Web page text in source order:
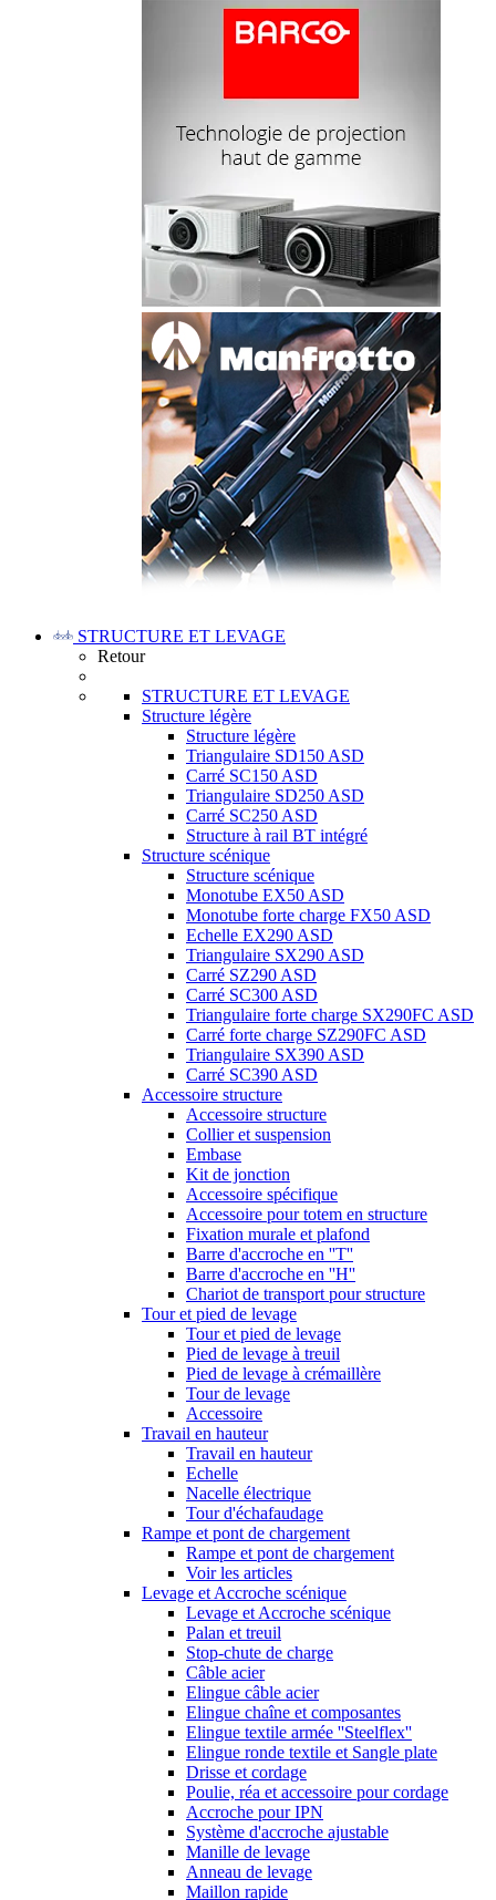
STRUCTURE ET LEVAGE
Retour
STRUCTURE ET LEVAGE
Structure légère
Structure légère
Triangulaire SD150 ASD
Carré SC150 ASD
Triangulaire SD250 ASD
Carré SC250 ASD
Structure à rail BT intégré
Structure scénique
Structure scénique
Monotube EX50 ASD
Monotube forte charge FX50 ASD
Echelle EX290 ASD
Triangulaire SX290 ASD
Carré SZ290 ASD
Carré SC300 ASD
Triangulaire forte charge SX290FC ASD
Carré forte charge SZ290FC ASD
Triangulaire SX390 ASD
Carré SC390 ASD
Accessoire structure
Accessoire structure
Collier et suspension
Embase
Kit de jonction
Accessoire spécifique
Accessoire pour totem en structure
Fixation murale et plafond
Barre d'accroche en ''T''
Barre d'accroche en ''H''
Chariot de transport pour structure
Tour et pied de levage
Tour et pied de levage
Pied de levage à treuil
Pied de levage à crémaillère
Tour de levage
Accessoire
Travail en hauteur
Travail en hauteur
Echelle
Nacelle électrique
Tour d'échafaudage
Rampe et pont de chargement
Rampe et pont de chargement
Voir les articles
Levage et Accroche scénique
Levage et Accroche scénique
Palan et treuil
Stop-chute de charge
Câble acier
Elingue câble acier
Elingue chaîne et composantes
Elingue textile armée ''Steelflex''
Elingue ronde textile et Sangle plate
Drisse et cordage
Poulie, réa et accessoire pour cordage
Accroche pour IPN
Système d'accroche ajustable
Manille de levage
Anneau de levage
Maillon rapide